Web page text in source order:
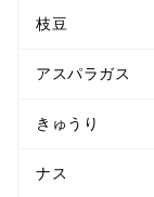
枝豆
アスパラガス
きゅうり
ナス